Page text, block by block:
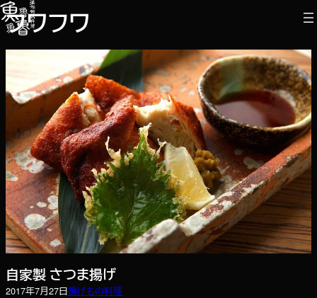
内
容
を
ッ
フワフワ
自家製 さつま揚げ
2017年7月27日揚げもの料理